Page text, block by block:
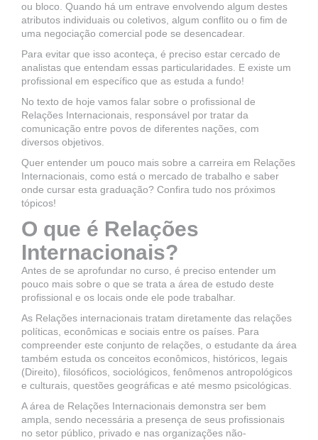
ou bloco. Quando há um entrave envolvendo algum destes
atributos individuais ou coletivos, algum conflito ou o fim de
uma negociação comercial pode se desencadear.
Para evitar que isso aconteça, é preciso estar cercado de
analistas que entendam essas particularidades. E existe um
profissional em específico que as estuda a fundo!
No texto de hoje vamos falar sobre o profissional de
Relações Internacionais, responsável por tratar da
comunicação entre povos de diferentes nações, com
diversos objetivos.
Quer entender um pouco mais sobre a carreira em Relações
Internacionais, como está o mercado de trabalho e saber
onde cursar esta graduação? Confira tudo nos próximos
tópicos!
O que é Relações
Internacionais?
Antes de se aprofundar no curso, é preciso entender um
pouco mais sobre o que se trata a área de estudo deste
profissional e os locais onde ele pode trabalhar.
As Relações internacionais tratam diretamente das relações
políticas, econômicas e sociais entre os países. Para
compreender este conjunto de relações, o estudante da área
também estuda os conceitos econômicos, históricos, legais
(Direito), filosóficos, sociológicos, fenômenos antropológicos
e culturais, questões geográficas e até mesmo psicológicas.
A área de Relações Internacionais demonstra ser bem
ampla, sendo necessária a presença de seus profissionais
no setor público, privado e nas organizações não-